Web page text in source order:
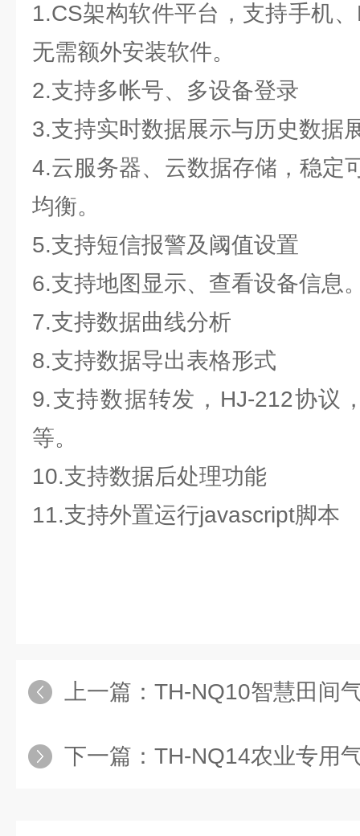
1.CS架构软件平台，支持手机
无需额外安装软件。
2.支持多帐号、多设备登录
3.支持实时数据展示与历史数据
4.云服务器、云数据存储，稳定
均衡。
5.支持短信报警及阈值设置
6.支持地图显示、查看设备信息
7.支持数据曲线分析
8.支持数据导出表格形式
9.支持数据转发，HJ-212协议
等。
10.支持数据后处理功能
11.支持外置运行javascript脚本
上一篇： TH-NQ10智慧田间
下一篇： TH-NQ14农业专用